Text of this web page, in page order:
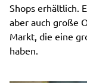
Shops erhältlich.
aber auch große
Markt, die eine
haben.